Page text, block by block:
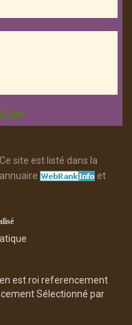
20H
Ce site est listé dans la
et
est roi referencement
Sélectionné par